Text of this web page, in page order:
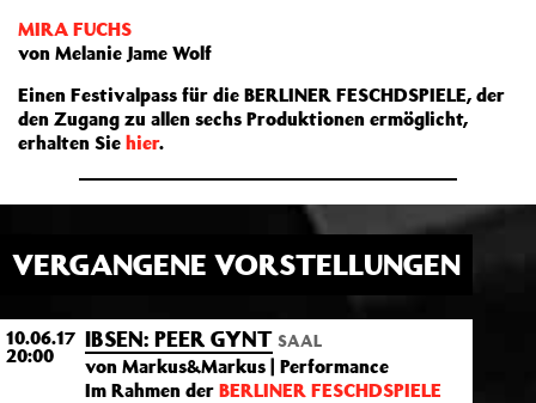
MIRA FUCHS
von Melanie Jame Wolf
Einen Festivalpass für die BERLINER FESCHDSPIELE, der
den Zugang zu allen sechs Produktionen ermöglicht,
erhalten Sie hier.
VERGANGENE VORSTELLUNGEN
10.06.17
20:00
IBSEN: PEER GYNT SAAL
von Markus&Markus | Performance
Im Rahmen der BERLINER FESCHDSPIELE